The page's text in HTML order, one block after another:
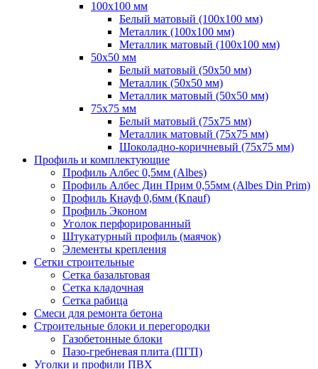
100х100 мм
Белый матовый (100х100 мм)
Металлик (100х100 мм)
Металлик матовый (100х100 мм)
50х50 мм
Белый матовый (50х50 мм)
Металлик (50х50 мм)
Металлик матовый (50х50 мм)
75х75 мм
Белый матовый (75х75 мм)
Металлик матовый (75х75 мм)
Шоколадно-коричневый (75х75 мм)
Профиль и комплектующие
Профиль Албес 0,5мм (Albes)
Профиль Албес Дин Прим 0,55мм (Albes Din Prim)
Профиль Кнауф 0,6мм (Knauf)
Профиль Эконом
Уголок перфорированный
Штукатурный профиль (маячок)
Элементы крепления
Сетки строительные
Сетка базальтовая
Сетка кладочная
Сетка рабица
Смеси для ремонта бетона
Строительные блоки и перегородки
Газобетонные блоки
Пазо-гребневая плита (ПГП)
Уголки и профили ПВХ